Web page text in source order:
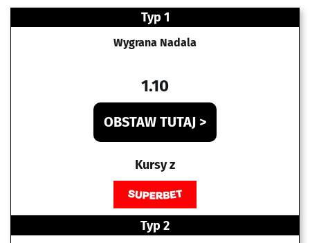
Typ 1
Wygrana Nadala
1.10
OBSTAW TUTAJ >
Kursy z
Typ 2